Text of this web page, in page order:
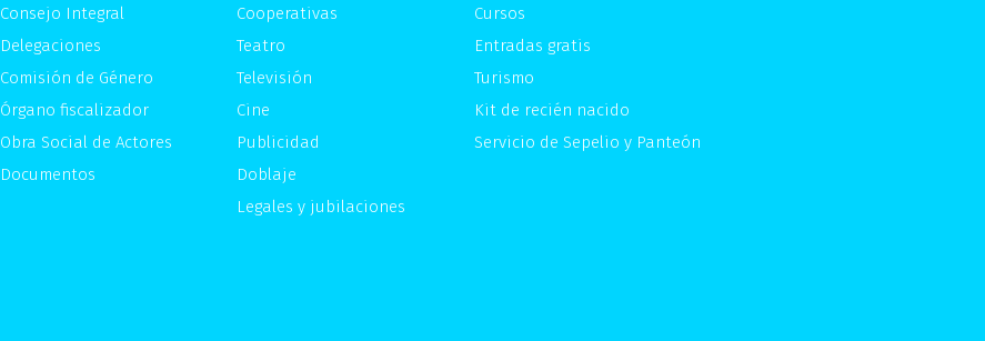
Consejo Integral
Delegaciones
Comisión de Género
Órgano fiscalizador
Obra Social de Actores
Documentos
Cooperativas
Teatro
Televisión
Cine
Publicidad
Doblaje
Legales y jubilaciones
Cursos
Entradas gratis
Turismo
Kit de recién nacido
Servicio de Sepelio y Panteón